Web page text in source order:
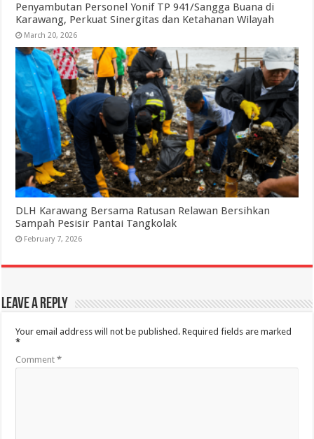
Penyambutan Personel Yonif TP 941/Sangga Buana di
Karawang, Perkuat Sinergitas dan Ketahanan Wilayah
March 20, 2026
DLH Karawang Bersama Ratusan Relawan Bersihkan
Sampah Pesisir Pantai Tangkolak
February 7, 2026
Leave a Reply
Your email address will not be published. Required fields are marked
*
Comment*